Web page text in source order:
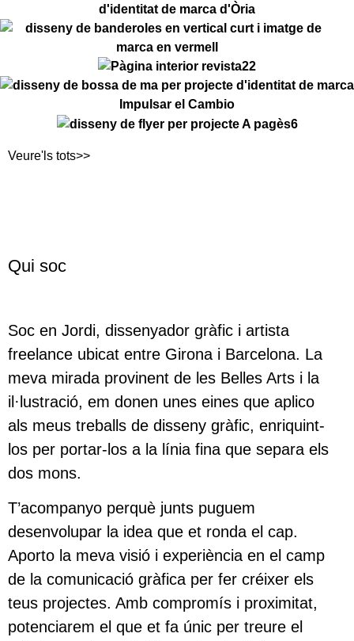
Veure'ls tots>>
Qui soc
Soc en Jordi, dissenyador gràfic i artista
freelance ubicat entre Girona i Barcelona. La
meva mirada provinent de les Belles Arts i la
il·lustració, em donen unes eines que aplico
als meus treballs de disseny gràfic, enriquint-
los per portar-los a la línia fina que separa els
dos mons.
T’acompanyo perquè junts puguem
desenvolupar la idea que et ronda el cap.
Aporto la meva visió i experiència en el camp
de la comunicació gràfica per fer créixer els
teus projectes. Amb compromís i proximitat,
potenciarem el que et fa únic per treure el